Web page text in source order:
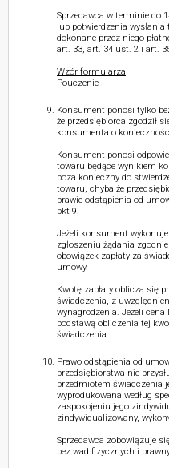
Sprzedawca w terminie do
lub potwierdzenia
dokonane przez niego
art. 33, art. 34 ust. 2 i art.
Wzór formularza
Pouczenie
Konsument ponosi tylko
że przedsiębiorca zgodził
konsumenta o
Konsument ponosi
towaru będące wynikiem
poza konieczny do
towaru, chyba że
prawie odstąpienia od
pkt 9.
Jeżeli konsument
zgłoszeniu żądania
obowiązek zapłaty za
umowy.
Kwotę zapłaty oblicza się
świadczenia, z
wynagrodzenia. Jeżeli
podstawą obliczenia tej
świadczenia.
Prawo odstąpienia od
przedsiębiorstwa nie
przedmiotem świadczenia
wyprodukowana według
zaspokojeniu jego
zindywidualizowany,
Sprzedawca zobowiązuje
bez wad fizycznych i